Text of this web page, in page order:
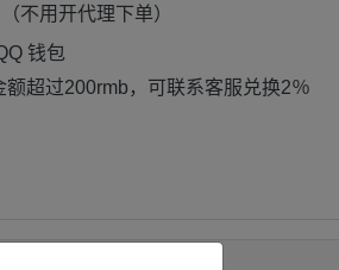
不用开代理下单）
钱包
超过200rmb，可联系客服兑换2％